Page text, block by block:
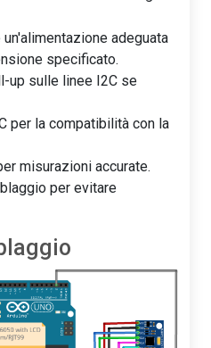
adeguata
specificato.
up sulle linee I2C se
per la compatibilità con la
misurazioni accurate.
per evitare